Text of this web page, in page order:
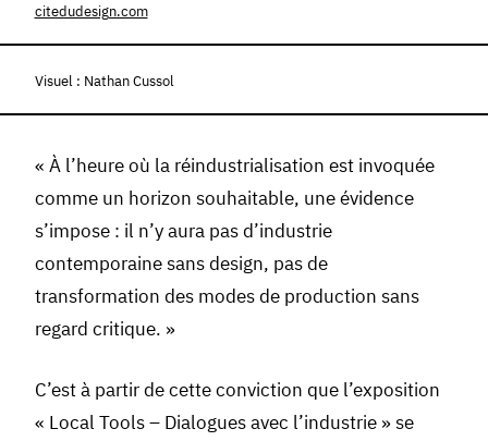
citedudesign.com
Visuel : Nathan Cussol
« À l’heure où la réindustrialisation est invoquée
comme un horizon souhaitable, une évidence
s’impose : il n’y aura pas d’industrie
contemporaine sans design, pas de
transformation des modes de production sans
regard critique. »
C’est à partir de cette conviction que l’exposition
« Local Tools – Dialogues avec l’industrie » se